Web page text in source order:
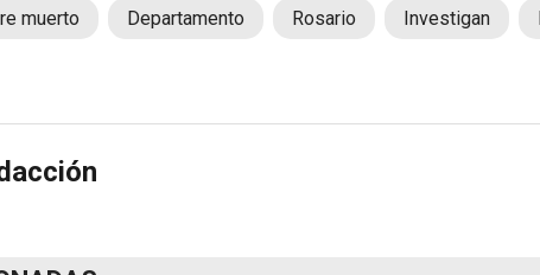
muerto Departamento Rosario Investigan